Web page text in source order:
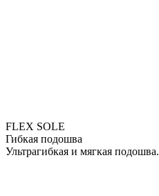
FLEX SOLE
Гибкая подошва
Ультрагибкая и мягкая подошва.